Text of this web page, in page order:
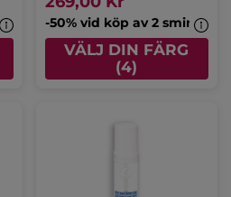
-50% vid köp av 2
VÄLJ DIN FÄRG
(4)